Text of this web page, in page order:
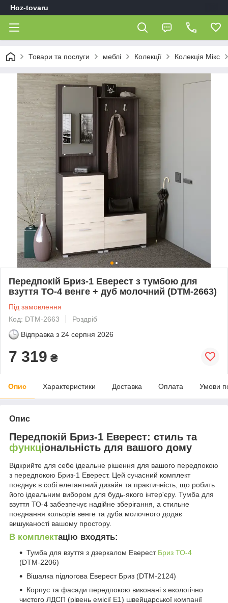
Hoz-tovaru
Товари та послуги меблі Колекції Колекція Мікс
Передпокій Бриз-1 Еверест з тумбою для
взуття ТО-4 венге + дуб молочний (DTM-2663)
Під замовлення
Код: DTM-2663
Роздріб
Відправка з 24 серпня 2026
7 319 ₴
Опис Характеристики Доставка Оплата Умови
Опис
Передпокій Бриз-1 Еверест: стиль та
функціональність для вашого дому
Відкрийте для себе ідеальне рішення для вашого передпокою
з передпокою Бриз-1 Еверест. Цей сучасний комплект
поєднує в собі елегантний дизайн та практичність, що робить
його ідеальним вибором для будь-якого інтер'єру. Тумба для
взуття ТО-4 забезпечує надійне зберігання, а стильне
поєднання кольорів венге та дуба молочного додає
вишуканості вашому простору.
В комплектацію входять:
Тумба для взуття з дзеркалом Еверест Бриз ТО-4
(DTM-2206)
Вішалка підлогова Еверест Бриз (DTM-2124)
Корпус та фасади передпокою виконані з екологічно
чистого ЛДСП (рівень емісії Е1) швейцарської компанії